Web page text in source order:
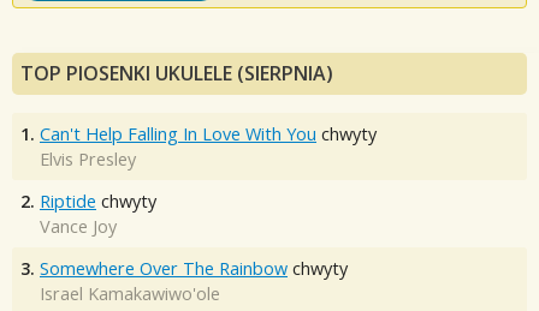
TOP PIOSENKI UKULELE (SIERPNIA)
1. Can't Help Falling In Love With You chwyty
Elvis Presley
2. Riptide chwyty
Vance Joy
3. Somewhere Over The Rainbow chwyty
Israel Kamakawiwo'ole